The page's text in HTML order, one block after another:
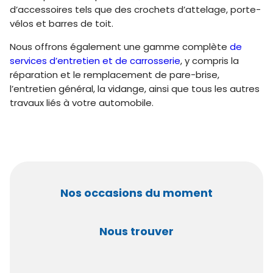
d’accessoires tels que des crochets d’attelage, porte-
vélos et barres de toit.
Nous offrons également une gamme complète de
services d’entretien et de carrosserie, y compris la
réparation et le remplacement de pare-brise,
l’entretien général, la vidange, ainsi que tous les autres
travaux liés à votre automobile.
Nos occasions du moment
Nous trouver